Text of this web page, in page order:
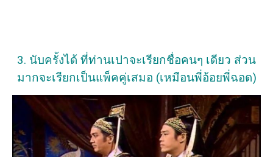
3. นับครั้งได้ ที่ท่านเปาจะเรียกชื่อคนๆ เดียว ส่วน
มากจะเรียกเป็นแพ็คคู่เสมอ (เหมือนพี่อ้อยพี่ฉอด)